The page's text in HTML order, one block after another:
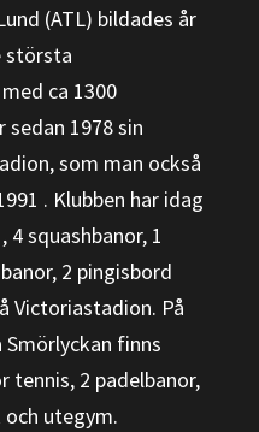
(ATL) bildades år
största
ca 1300
sedan 1978 sin
som man också
. Klubben har idag
squashbanor, 1
2 pingisbord
Victoriastadion. På
finns
tennis, 2 padelbanor,
utegym.